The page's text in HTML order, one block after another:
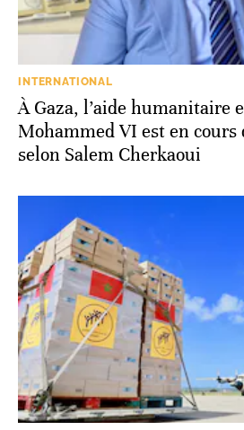
INTERNATIONAL
À Gaza, l’aide humanitaire
Mohammed VI est en
selon Salem Cherkaoui